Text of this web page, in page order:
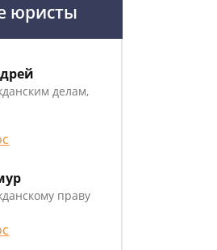
юристы
делам,
праву